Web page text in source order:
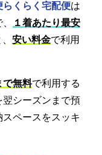
らくらく宅配便は
１着あたり最安
安い料金で利用
で無料で利用する
翌シーズンまで預
ペースをスッキ